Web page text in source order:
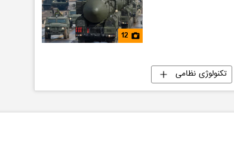
12
تکنولوژی نظامی